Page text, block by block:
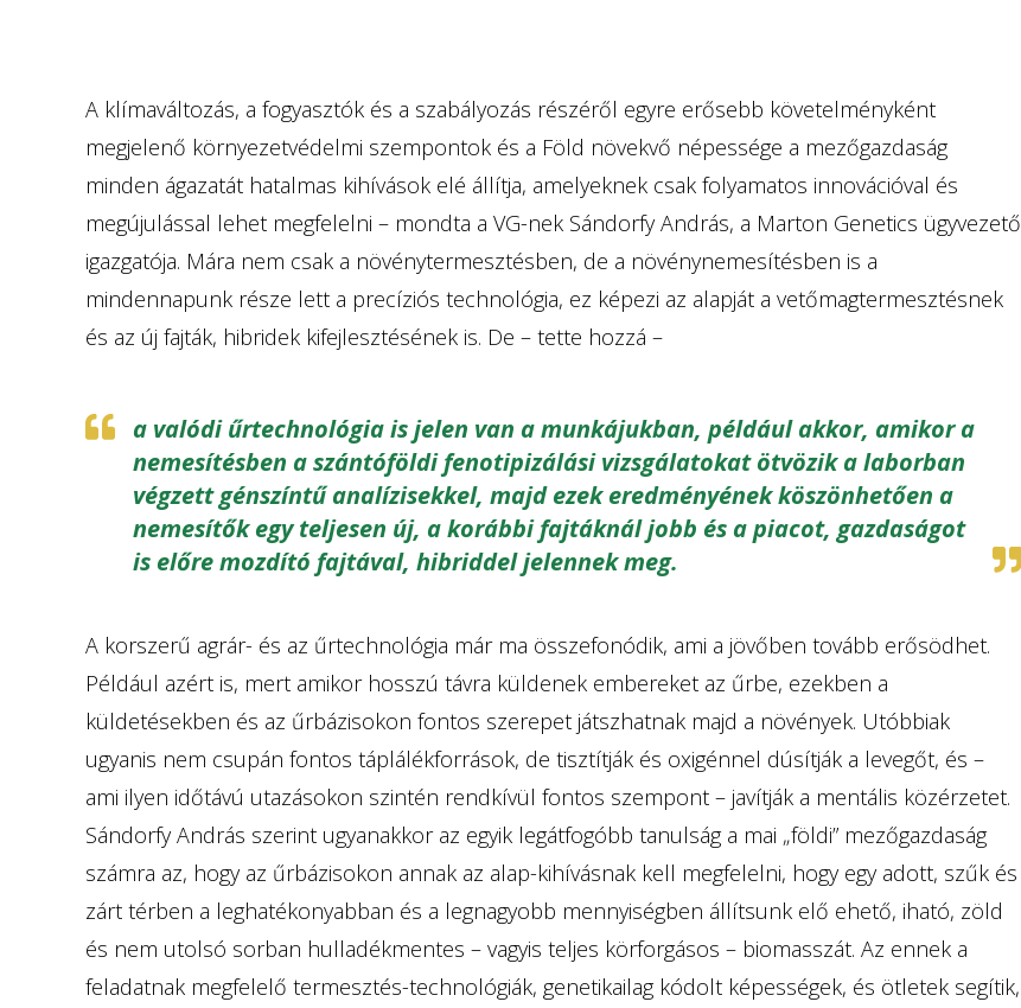
A klímaváltozás, a fogyasztók és a szabályozás részéről egyre erősebb követelményként
megjelenő környezetvédelmi szempontok és a Föld növekvő népessége a mezőgazdaság
minden ágazatát hatalmas kihívások elé állítja, amelyeknek csak folyamatos innovációval és
megújulással lehet megfelelni – mondta a VG-nek Sándorfy András, a Marton Genetics ügyvezető
igazgatója. Mára nem csak a növénytermesztésben, de a növénynemesítésben is a
mindennapunk része lett a precíziós technológia, ez képezi az alapját a vetőmagtermesztésnek
és az új fajták, hibridek kifejlesztésének is. De – tette hozzá –
a valódi űrtechnológia is jelen van a munkájukban, például akkor, amikor a
nemesítésben a szántóföldi fenotipizálási vizsgálatokat ötvözik a laborban
végzett génszíntű analízisekkel, majd ezek eredményének köszönhetően a
nemesítők egy teljesen új, a korábbi fajtáknál jobb és a piacot, gazdaságot
is előre mozdító fajtával, hibriddel jelennek meg.
A korszerű agrár- és az űrtechnológia már ma összefonódik, ami a jövőben tovább erősödhet.
Például azért is, mert amikor hosszú távra küldenek embereket az űrbe, ezekben a
küldetésekben és az űrbázisokon fontos szerepet játszhatnak majd a növények. Utóbbiak
ugyanis nem csupán fontos táplálékforrások, de tisztítják és oxigénnel dúsítják a levegőt, és –
ami ilyen időtávú utazásokon szintén rendkívül fontos szempont – javítják a mentális közérzetet.
Sándorfy András szerint ugyanakkor az egyik legátfogóbb tanulság a mai „földi” mezőgazdaság
számra az, hogy az űrbázisokon annak az alap-kihívásnak kell megfelelni, hogy egy adott, szűk és
zárt térben a leghatékonyabban és a legnagyobb mennyiségben állítsunk elő ehető, iható, zöld
és nem utolsó sorban hulladékmentes – vagyis teljes körforgásos – biomasszát. Az ennek a
feladatnak megfelelő termesztés-technológiák, genetikailag kódolt képességek, és ötletek segítik,